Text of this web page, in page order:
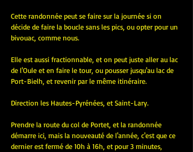
Cette randonnée peut se faire sur la journée si on
décide de faire la boucle sans les pics, ou opter pour un
bivouac, comme nous.
Elle est aussi fractionnable, et on peut juste aller au lac
de l'Oule et en faire le tour, ou pousser jusqu'au lac de
Port-Bielh, et revenir par le même itinéraire.
Direction les Hautes-Pyrénées, et Saint-Lary.
Prendre la route du col de Portet, et la randonnée
démarre ici, mais la nouveauté de l'année, c'est que ce
dernier est fermé de 10h à 16h, et pour 3 minutes,